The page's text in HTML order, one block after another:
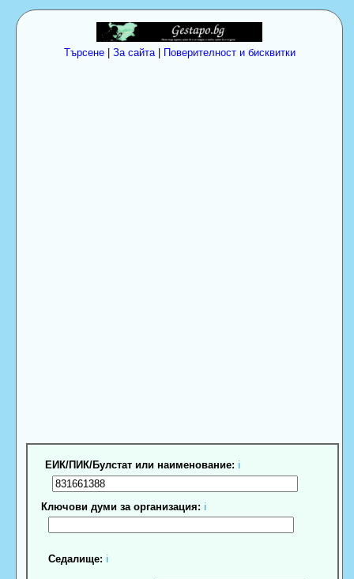
Търсене| За сайта| Поверителност и бисквитки
ЕИК/ПИК/Булстат или наименование: ℹ
Ключови думи за организация: ℹ
Седалище: ℹ